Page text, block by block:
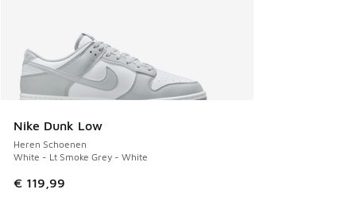
Nike Dunk Low
Heren Schoenen
White - Lt Smoke Grey - White
€ 119,99